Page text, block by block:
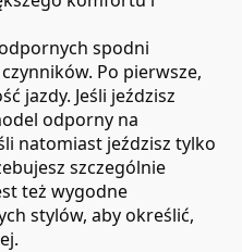
spodni
Po pierwsze,
jazdy. Jeśli jeździsz
odporny na
natomiast jeździsz tylko
szczególnie
też wygodne
stylów, aby określić,